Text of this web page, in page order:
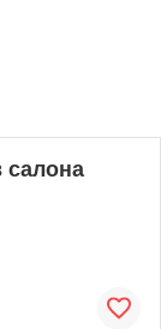
салона